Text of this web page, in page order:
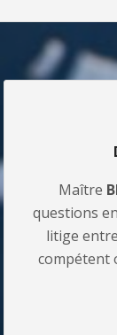
Maître
questions
litige
compétent